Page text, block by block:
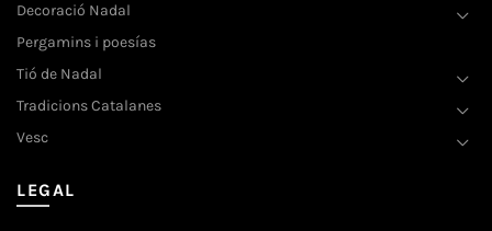
Decoració Nadal
Pergamins i poesías
Tió de Nadal
Tradicions Catalanes
Vesc
LEGAL